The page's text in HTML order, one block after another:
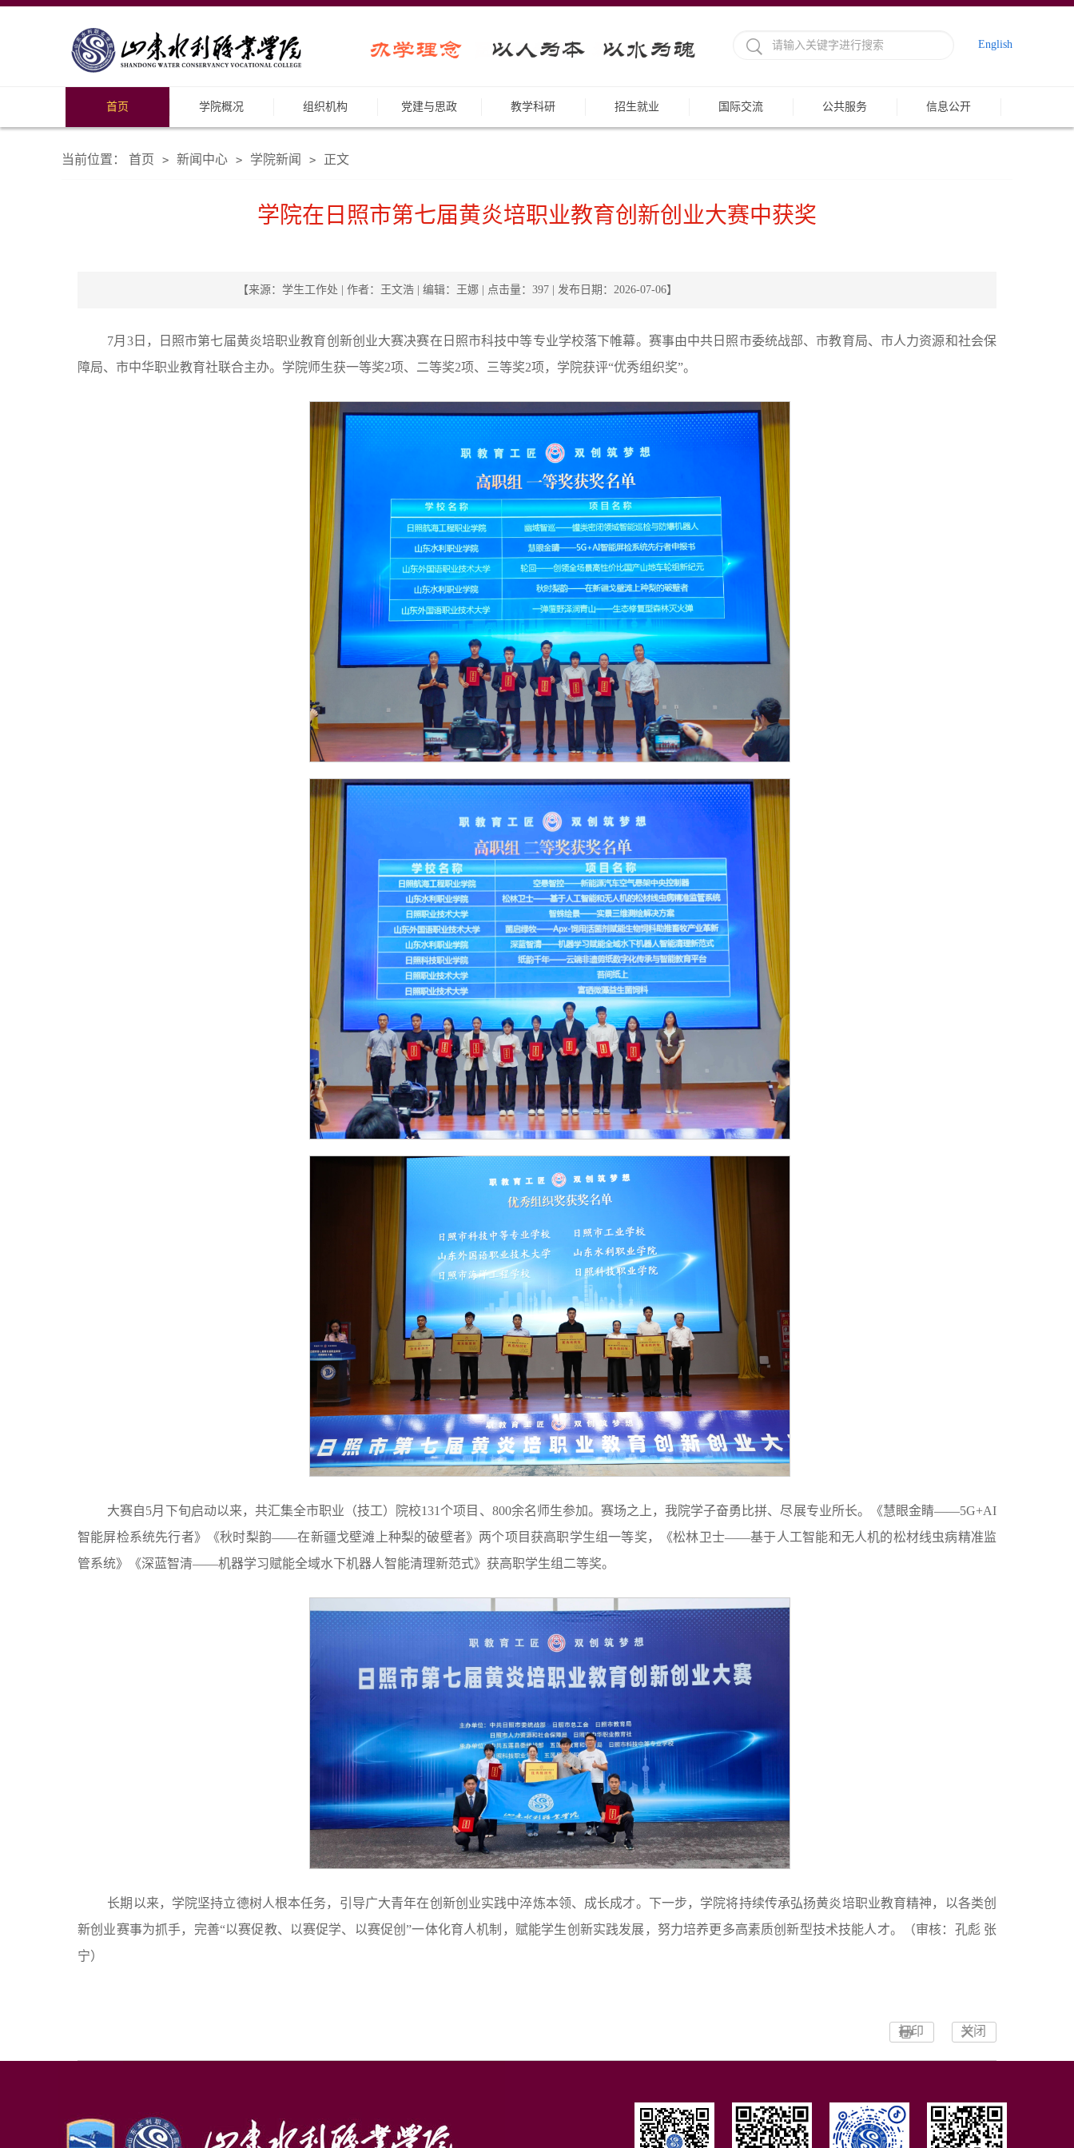
English
首页 学院概况 组织机构 党建与思政 教学科研 招生就业 国际交流 公共服务 信息公开
当前位置： 首页 > 新闻中心 > 学院新闻 > 正文
学院在日照市第七届黄炎培职业教育创新创业大赛中获奖
【来源：学生工作处 | 作者：王文浩 | 编辑：王娜 | 点击量： 397| 发布日期：2026-07-06】
7月3日，日照市第七届黄炎培职业教育创新创业大赛决赛在日照市科技中等专业学校落下帷幕。赛事由中共日照市委统战部、市教育局、市人力资源和社会保
障局、市中华职业教育社联合主办。学院师生获一等奖2项、二等奖2项、三等奖2项，学院获评“优秀组织奖”。
大赛自5月下旬启动以来，共汇集全市职业（技工）院校131个项目、800余名师生参加。赛场之上，我院学子奋勇比拼、尽展专业所长。《慧眼金睛——5G+AI
智能屏检系统先行者》《秋时梨韵——在新疆戈壁滩上种梨的破壁者》两个项目获高职学生组一等奖，《松林卫士——基于人工智能和无人机的松材线虫病精准监
管系统》《深蓝智清——机器学习赋能全域水下机器人智能清理新范式》获高职学生组二等奖。
长期以来，学院坚持立德树人根本任务，引导广大青年在创新创业实践中淬炼本领、成长成才。下一步，学院将持续传承弘扬黄炎培职业教育精神，以各类创
新创业赛事为抓手，完善“以赛促教、以赛促学、以赛促创”一体化育人机制，赋能学生创新实践发展，努力培养更多高素质创新型技术技能人才。（审核：孔彪 张
宁）
关闭
打印